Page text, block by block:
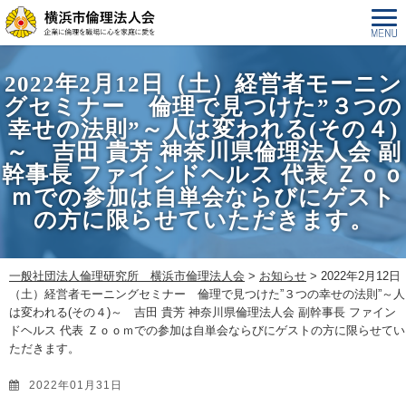
2022年2月12日（土）経営者モーニン
グセミナー 倫理で見つけた”３つの
幸せの法則”～人は変われる(その４)
～ 吉田 貴芳 神奈川県倫理法人会 副
幹事長 ファインドヘルス 代表 Ｚｏｏ
ｍでの参加は自単会ならびにゲスト
の方に限らせていただきます。
一般社団法人倫理研究所 横浜市倫理法人会 > お知らせ > 2022年2月12日
（土）経営者モーニングセミナー 倫理で見つけた”３つの幸せの法則”～人
は変われる(その４)～ 吉田 貴芳 神奈川県倫理法人会 副幹事長 ファイン
ドヘルス 代表 Ｚｏｏｍでの参加は自単会ならびにゲストの方に限らせてい
ただきます。
2022年01月31日